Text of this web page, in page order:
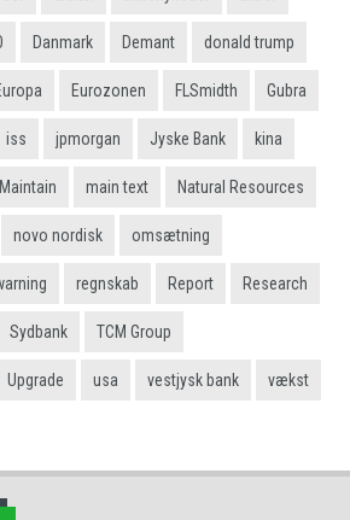
Danmark Demant donald trump
Eurozonen FLSmidth Gubra
iss jpmorgan Jyske Bank kina
Maintain main text Natural Resources
novo nordisk omsætning
regnskab Report Research
Sydbank TCM Group
Upgrade usa vestjysk bank vækst